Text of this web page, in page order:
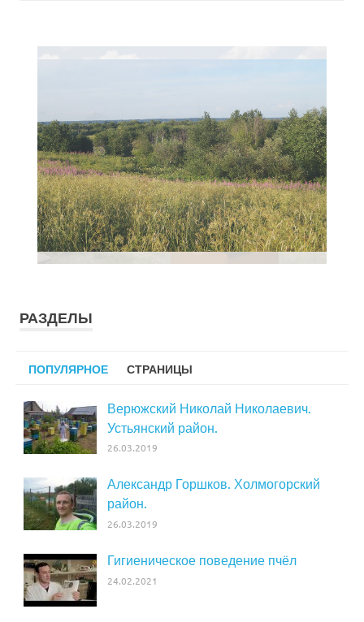
РАЗДЕЛЫ
ПОПУЛЯРНОЕ СТРАНИЦЫ
Верюжский Николай Николаевич.
Устьянский район.
26.03.2019
Александр Горшков. Холмогорский
район.
26.03.2019
Гигиеническое поведение пчёл
24.02.2021